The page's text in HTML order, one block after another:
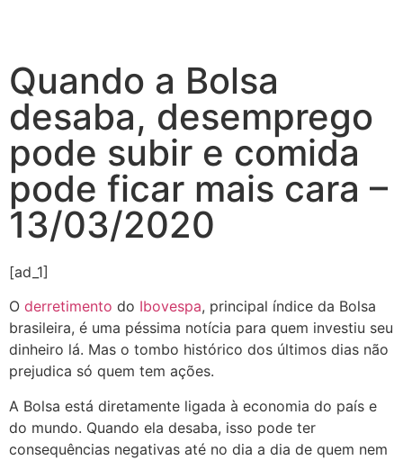
Quando a Bolsa
desaba, desemprego
pode subir e comida
pode ficar mais cara –
13/03/2020
[ad_1]
O derretimento do Ibovespa, principal índice da Bolsa
brasileira, é uma péssima notícia para quem investiu seu
dinheiro lá. Mas o tombo histórico dos últimos dias não
prejudica só quem tem ações.
A Bolsa está diretamente ligada à economia do país e
do mundo. Quando ela desaba, isso pode ter
consequências negativas até no dia a dia de quem nem